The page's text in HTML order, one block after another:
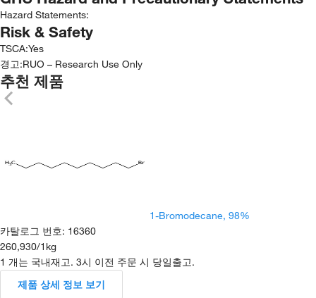
Hazard Statements:
Risk & Safety
TSCA:Yes
경고:RUO – Research Use Only
추천 제품
1-Bromodecane, 98%
카탈로그 번호: 16360
260,930/1kg
1 개는 국내재고. 3시 이전 주문 시 당일출고.
제품 상세 정보 보기